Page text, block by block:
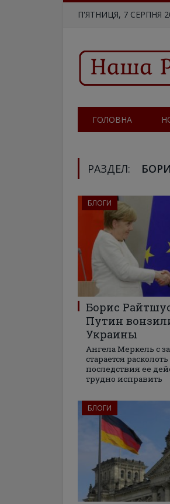
П'ЯТНИЦЯ, 7 СЕРПНЯ
ГОЛОВНА
РАЗДЕЛ:
БЛОГИ
Борис
Путин
Украины
Ангела Меркель с
старается
последствия ее
трудно исправить
БЛОГИ